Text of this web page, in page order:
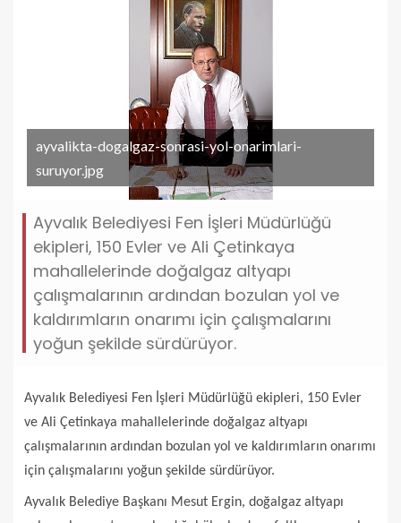
ayvalikta-dogalgaz-sonrasi-yol-onarimlari-
suruyor.jpg
Ayvalık Belediyesi Fen İşleri Müdürlüğü
ekipleri, 150 Evler ve Ali Çetinkaya
mahallelerinde doğalgaz altyapı
çalışmalarının ardından bozulan yol ve
kaldırımların onarımı için çalışmalarını
yoğun şekilde sürdürüyor.
Ayvalık Belediyesi Fen İşleri Müdürlüğü ekipleri, 150 Evler
ve Ali Çetinkaya mahallelerinde doğalgaz altyapı
çalışmalarının ardından bozulan yol ve kaldırımların onarımı
için çalışmalarını yoğun şekilde sürdürüyor.
Ayvalık Belediye Başkanı Mesut Ergin, doğalgaz altyapı